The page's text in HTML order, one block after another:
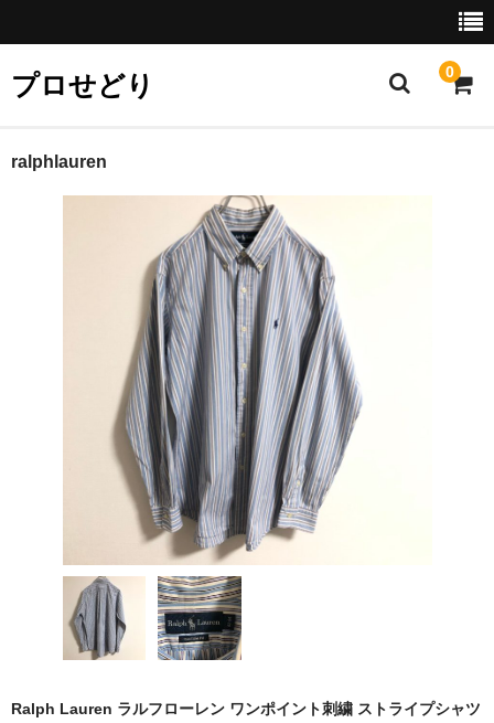
プロせどり 0
ホーム
プロせどり卸ページ使い方
特定商取引法に基づく表示
ralphlauren
Ralph Lauren ラルフローレン ワンポイント刺繍 ストライプシャツ